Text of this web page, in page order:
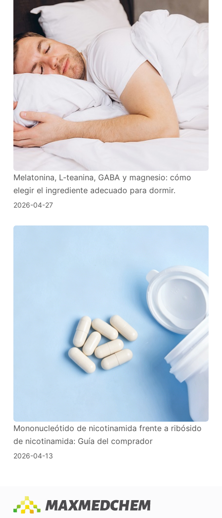
Melatonina, L-teanina, GABA y magnesio: cómo
elegir el ingrediente adecuado para dormir.
2026-04-27
Mononucleótido de nicotinamida frente a ribósido
de nicotinamida: Guía del comprador
2026-04-13